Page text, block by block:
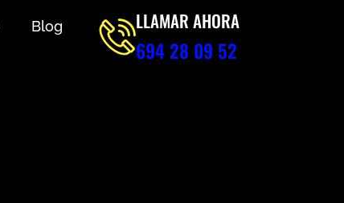
Blog LLAMAR AHORA
694 28 09 52